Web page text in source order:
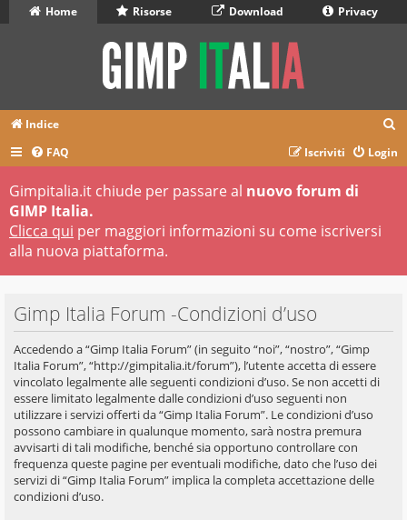
Home Risorse Download Privacy
Indice
r
FAQ Login
Iscriviti
Gimpitalia.it chiude per passare al nuovo forum di
GIMP Italia.
Clicca qui per maggiori informazioni su come iscriversi
alla nuova piattaforma.
Gimp Italia Forum -Condizioni d’uso
Accedendo a “Gimp Italia Forum” (in seguito “noi”, “nostro”, “Gimp
Italia Forum”, “http://gimpitalia.it/forum”), l’utente accetta di essere
vincolato legalmente alle seguenti condizioni d’uso. Se non accetti di
essere limitato legalmente dalle condizioni d’uso seguenti non
utilizzare i servizi offerti da “Gimp Italia Forum”. Le condizioni d’uso
possono cambiare in qualunque momento, sarà nostra premura
avvisarti di tali modifiche, benché sia opportuno controllare con
frequenza queste pagine per eventuali modifiche, dato che l’uso dei
servizi di “Gimp Italia Forum” implica la completa accettazione delle
condizioni d’uso.